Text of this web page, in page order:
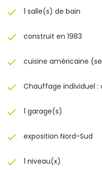
1 salle(s) de bain
construit en 1983
cuisine américaine
Chauffage individuel
1 garage(s)
exposition Nord-Sud
1 niveau(x)